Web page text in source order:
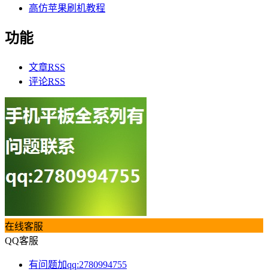
高仿苹果刷机教程
功能
文章RSS
评论RSS
在线客服
QQ客服
有问题加qq:2780994755